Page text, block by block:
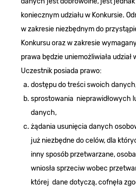
koniecznym udziału w Konkursie.
w zakresie niezbędnym do
Konkursu oraz w zakresie
prawa będzie uniemożliwiała udział
Uczestnik posiada prawo:
dostępu do treści swoich
sprostowania nieprawidłowych
danych,
żądania usunięcia danych
już niezbędne do celów, dla
inny sposób przetwarzane,
wniosła sprzeciw wobec
której dane dotyczą, cofnęła